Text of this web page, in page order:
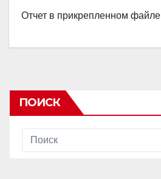
Отчет в прикрепленном файле
ПОИСК